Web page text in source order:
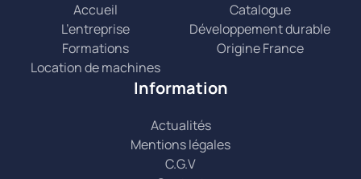
Accueil
L’entreprise
Formations
Location de machines
Catalogue
Développement durable
Origine France
Information
Actualités
Mentions légales
C.G.V